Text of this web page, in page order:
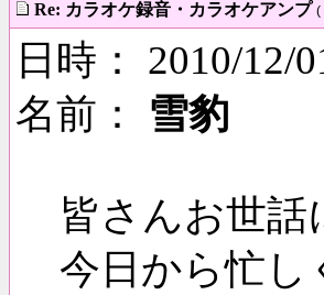
Re: カラオケ録音・カラオケアンプ (
日時： 2010/12/
名前： 雪豹
皆さんお世
今日から忙し